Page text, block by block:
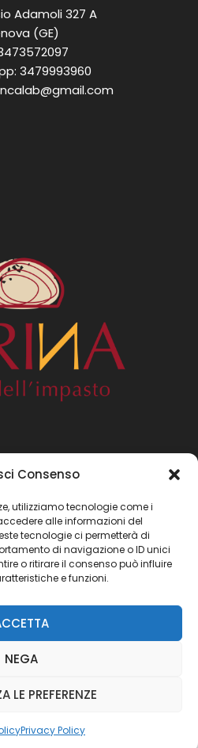
Consenso
utilizziamo tecnologie come i
alle informazioni del
tecnologie ci permetterà di
di navigazione o ID unici
o ritirare il consenso può influire
e funzioni.
NEGA
LE PREFERENZE
Privacy Policy
Adamoli 327 A
(GE)
3479993960
apertura:
soon
| Privacy Policy | Cookie